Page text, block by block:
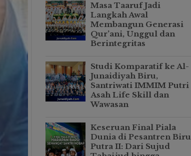
Masa Taaruf Jadi
Langkah Awal
Membangun Generasi
Qur’ani, Unggul dan
Berintegritas
Studi Komparatif ke Al-
Junaidiyah Biru,
Santriwati IMMIM Putri
Asah Life Skill dan
Wawasan
Keseruan Final Piala
Dunia di Pesantren Biru
Putra II: Dari Sujud